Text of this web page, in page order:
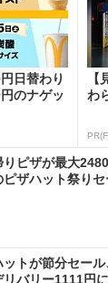
日替わり
のナゲッ
わ
りピザが最大
ピザハット祭り
ットが節分セー
リバリー1111円